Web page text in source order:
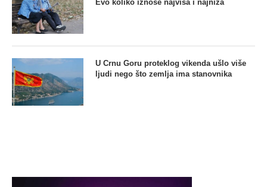
Evo koliko iznose najviša i najniža
U Crnu Goru proteklog vikenda ušlo više
ljudi nego što zemlja ima stanovnika